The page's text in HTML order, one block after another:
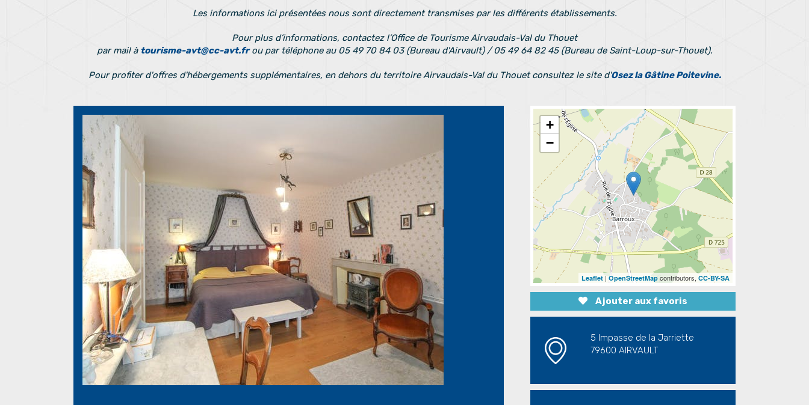
Les informations ici présentées nous sont directement transmises par les différents établissements.
Pour plus d’informations, contactez l’Office de Tourisme Airvaudais-Val du Thouet
par mail à tourisme-avt@cc-avt.frou par téléphone au 05 49 70 84 03 (Bureau d'Airvault) / 05 49 64 82 45 (Bureau de Saint-Loup-sur-Thouet).
Pour profiter d'offres d'hébergements supplémentaires, en dehors du territoire Airvaudais-Val du Thouet consultez le site d'Osez la Gâtine Poitevine.
+
−
Leaflet | OpenStreetMap contributors, CC-BY-SA
Ajouter aux favoris
5 Impasse de la Jarriette
79600 AIRVAULT